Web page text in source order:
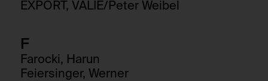
EXPORT, VALIE/Peter Weibel
F
Farocki, Harun
Feiersinger, Werner